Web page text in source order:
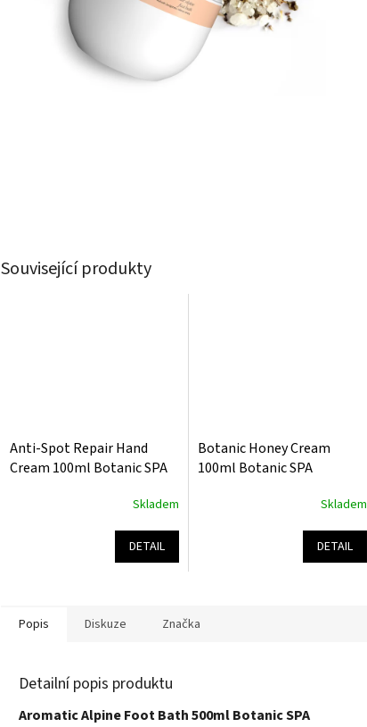
Související produkty
Anti-Spot Repair Hand
Cream 100ml Botanic SPA
hvězdiček.
Skladem
DETAIL
Botanic Honey Cream
100ml Botanic SPA
hvězdiček.
Skladem
DETAIL
Popis Diskuze Značka
Detailní popis produktu
Aromatic Alpine Foot Bath 500ml Botanic SPA